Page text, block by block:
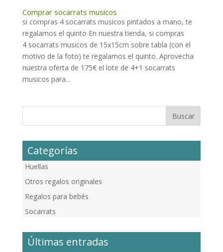
Comprar socarrats musicos
si compras 4 socarrats musicos pintados a mano, te
regalamos el quinto En nuestra tienda, si compras
4 socarrats musicos de 15x15cm sobre tabla (con el
motivo de la foto) te regalamos el quinto. Aprovecha
nuestra oferta de 175€ el lote de 4+1 socarrats
musicos para...
Categorías
Huellas
Otros regalos originales
Regalos para bebés
Socarrats
Últimas entradas